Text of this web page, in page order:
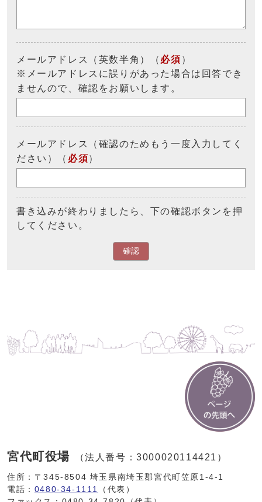
メールアドレス（英数半角）（ 必須 ）
※メールアドレスに誤りがあった場合は回答でき
ませんので、確認をお願いします。
メールアドレス（確認のためもう一度入力してく
ださい）（ 必須）
書き込みが終わりましたら、下の確認ボタンを押
してください。
確認
宮代町役場 （法人番号：3000020114421）
住所：〒345-8504 埼玉県南埼玉郡宮代町笠原1-4-1
電話： 0480-34-1111
（代表）